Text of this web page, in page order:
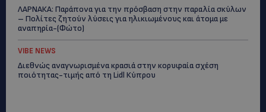
ΛΑΡΝΑΚΑ: Παράπονα για την πρόσβαση στην παραλία σκύλων
– Πολίτες ζητούν λύσεις για ηλικιωμένους και άτομα με
αναπηρία-(Φώτο)
VIBE NEWS
Διεθνώς αναγνωρισμένα κρασιά στην κορυφαία σχέση
ποιότητας-τιμής από τη Lidl Κύπρου